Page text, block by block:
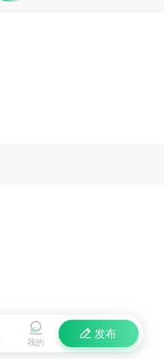
发布
我的